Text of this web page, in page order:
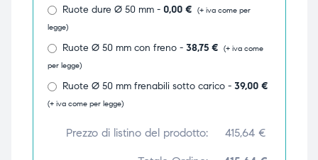
Ruote dure Ø 50 mm - 0,00 € (+ iva come per
legge)
Ruote Ø 50 mm con freno - 38,75 € (+ iva come
per legge)
Ruote Ø 50 mm frenabili sotto carico - 39,00 €
(+ iva come per legge)
Prezzo di listino del prodotto: 415,64 €